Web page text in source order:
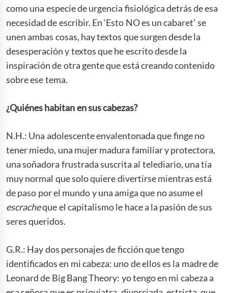
como una especie de urgencia fisiológica detrás de esa
necesidad de escribir. En ‘Esto NO es un cabaret’ se
unen ambas cosas, hay textos que surgen desde la
desesperación y textos que he escrito desde la
inspiración de otra gente que está creando contenido
sobre ese tema.
¿Quiénes habitan en sus cabezas?
N.H.: Una adolescente envalentonada que finge no
tener miedo, una mujer madura familiar y protectora,
una soñadora frustrada suscrita al telediario, una tía
muy normal que solo quiere divertirse mientras está
de paso por el mundo y una amiga que no asume el
escracheque el capitalismo le hace a la pasión de sus
seres queridos.
G.R.: Hay dos personajes de ficción que tengo
identificados en mi cabeza: uno de ellos es la madre de
Leonard de Big Bang Theory: yo tengo en mi cabeza a